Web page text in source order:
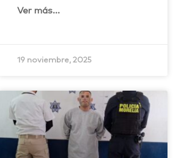
Ver más...
19 noviembre, 2025